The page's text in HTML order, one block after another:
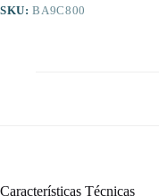
con
SKU:BA9C800
Características Técnicas